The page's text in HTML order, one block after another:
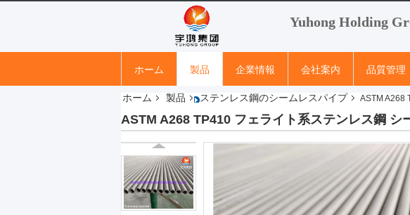
Yuhong Holding
ホーム 製品 企業情報 会社案内 品質管理
ホーム 製品 ステンレス鋼のシームレスパイプ ASTM A268
ASTM A268 TP410 フェライト系ステンレス鋼 シ